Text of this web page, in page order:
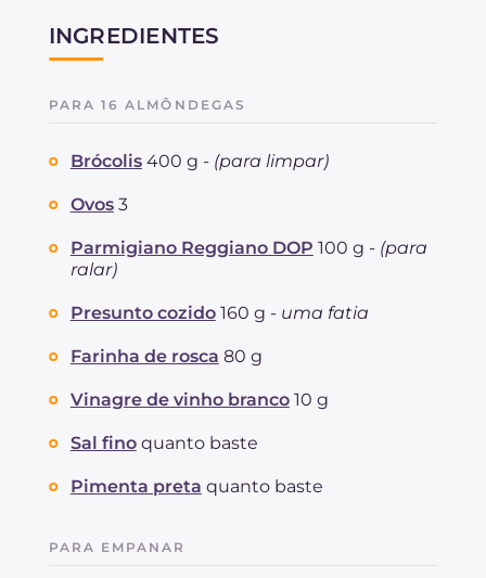
INGREDIENTES
PARA 16 ALMÔNDEGAS
Brócolis 400 g - (para limpar)
Ovos 3
Parmigiano Reggiano DOP 100 g - (para
ralar)
Presunto cozido 160 g - uma fatia
Farinha de rosca 80 g
Vinagre de vinho branco 10 g
Sal fino quanto baste
Pimenta preta quanto baste
PARA EMPANAR